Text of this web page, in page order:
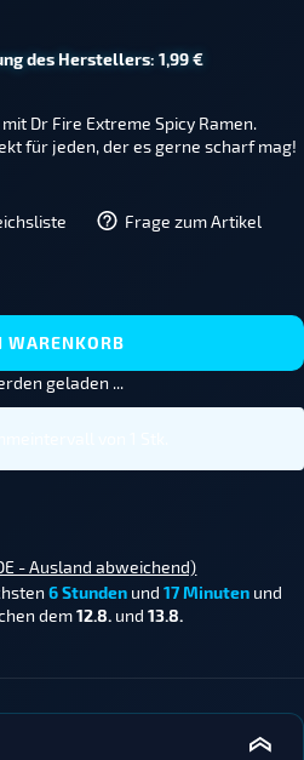
des Herstellers: 1,99 €
Dr Fire Extreme Spicy Ramen.
für jeden, der es gerne scharf mag!
WARENKORB
geladen ...
- Ausland abweichend)
6 Stunden und 17 Minuten und
dem12.8. und 13.8.
Frage zum Artikel